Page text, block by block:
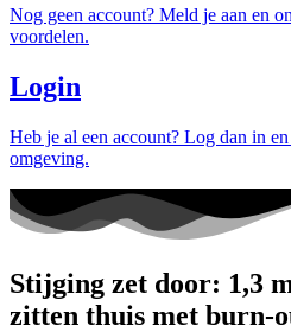
Nog geen account? Meld je aan en
voordelen.
Login
Heb je al een account? Log dan in
omgeving.
Stijging zet door: 1,3
zitten thuis met burn-